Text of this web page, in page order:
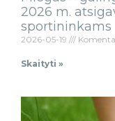
2026 m.
sportininkams
2026-05-19
Skaityti »